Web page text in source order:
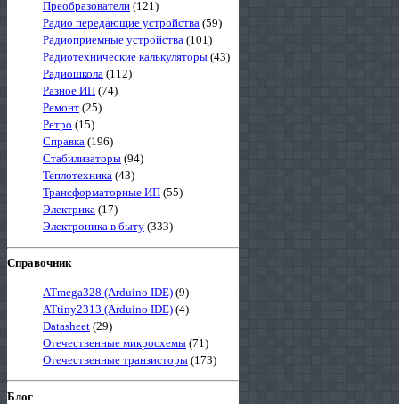
Преобразователи (121)
Радио передающие устройства (59)
Радиоприемные устройства (101)
Радиотехнические калькуляторы (43)
Радиошкола (112)
Разное ИП (74)
Ремонт (25)
Ретро (15)
Справка (196)
Стабилизаторы (94)
Теплотехника (43)
Трансформаторные ИП (55)
Электрика (17)
Электроника в быту (333)
Справочник
ATmega328 (Arduino IDE) (9)
ATtiny2313 (Arduino IDE) (4)
Datasheet (29)
Отечественные микросхемы (71)
Отечественные транзисторы (173)
Блог